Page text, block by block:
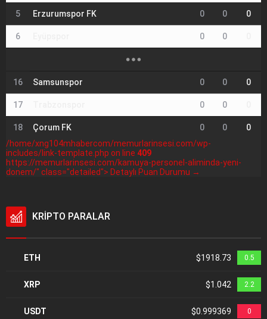
5 Erzurumspor FK 0 0 0
6 0 0
16 Samsunspor 0 0 0
17 0 0
18 Çorum FK 0 0
0
/home/xng104mhabercom/memurlarinsesi.com/wp-
includes/link-template.php on line 409
https://memurlarinsesi.com/kamuya-personel-aliminda-yeni-
donem/" class="detailed"> Detaylı Puan Durumu →
KRİPTO PARALAR
ETH $1918.73 0.5
XRP $1.042 2.2
USDT $0.999369 0